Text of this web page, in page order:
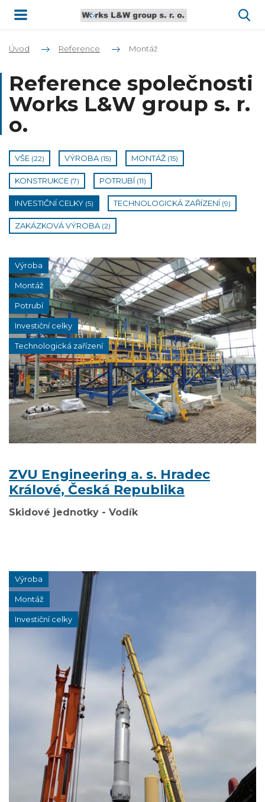
Úvod Reference Montáž
Reference společnosti
Works L&W group s. r.
o.
VŠE (22) VÝROBA (15) MONTÁŽ (15)
KONSTRUKCE (7) POTRUBÍ (11)
INVESTIČNÍ CELKY (5) TECHNOLOGICKÁ ZAŘÍZENÍ (9)
ZAKÁZKOVÁ VÝROBA (2)
Výroba
Montáž
Potrubí
Investiční celky
Technologická zařízení
ZVU Engineering a. s. Hradec
Králové, Česká Republika
Skidové jednotky - Vodík
Výroba
Montáž
Investiční celky